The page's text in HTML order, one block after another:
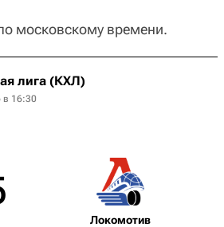
московскому времени.
лига (КХЛ)
в 16:30
Локомотив